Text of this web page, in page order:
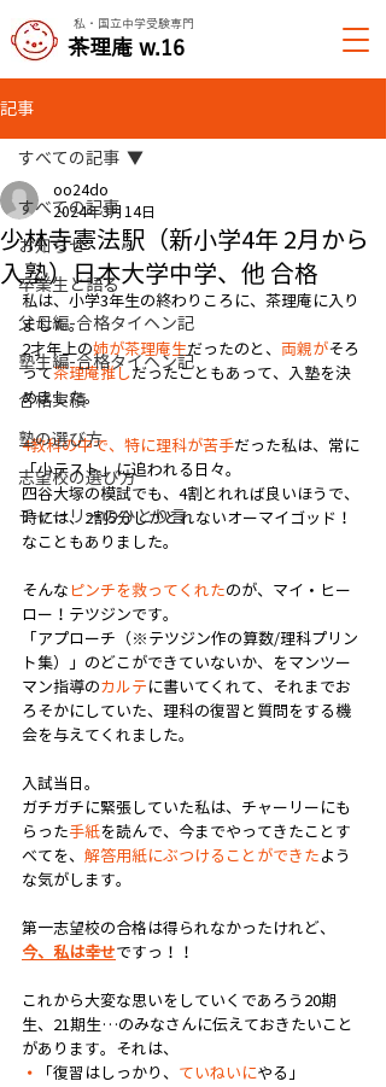
私・国立中学受験専門
​茶理庵 w.16
記事
すべての記事
お知らせ
卒業生と語る
父母編-合格タイヘン記
塾生編-合格タイヘン記
合格実績
塾の選び方
志望校の選び方
チャーリーのひとり言
すべての記事
少林寺憲法駅（新小学4年 2月から
入塾）日本大学中学、他 合格
oo24do
2024年3月14日
私は、小学3年生の終わりころに、茶理庵に入り
ました。
2才年上の姉が茶理庵生だったのと、 両親がそろ
って茶理庵推しだったこともあって、入塾を決
めました。
4教科の中で、特に理科が苦手だった私は、常に
「小テスト」に追われる日々。
四谷大塚の模試でも、4割とれれば良いほうで、
時には、2割5分しかとれないオーマイゴッド！
なこともありました。
そんな ピンチを救ってくれたのが、マイ・ヒー
ロー！テツジンです。
「アプローチ（※テツジン作の算数/理科プリン
ト集）」のどこができていないか、をマンツー
マン指導のカルテ に書いてくれて、それまでお
ろそかにしていた、理科の復習と質問をする機
会を与えてくれました。
入試当日。
ガチガチに緊張していた私は、チャーリーにも
らった手紙を読んで、今までやってきたことす
べてを、 解答用紙にぶつけることができた よう
な気がします。
第一志望校の合格は得られなかったけれど、
今、私は幸せですっ！！
これから大変な思いをしていくであろう20期
生、21期生…のみなさんに伝えておきたいこと
があります。それは、
・
「復習はしっかり、 ていねいにやる」